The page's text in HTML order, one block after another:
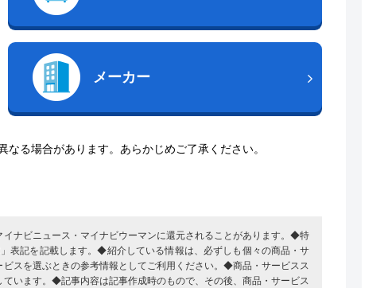
メーカー
る場合があります。あらかじめご了承ください。
ナビニュース・マイナビウーマンに還元されることがあります。◆特
表記を記載します。◆紹介している情報は、必ずしも個々の商品・サ
スを選ぶときの参考情報としてご利用ください。◆商品・サービスス
います。◆記事内容は記事作成時のもので、その後、商品・サービス